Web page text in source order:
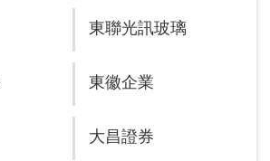
東聯光訊玻璃
東徽企業
大昌證券